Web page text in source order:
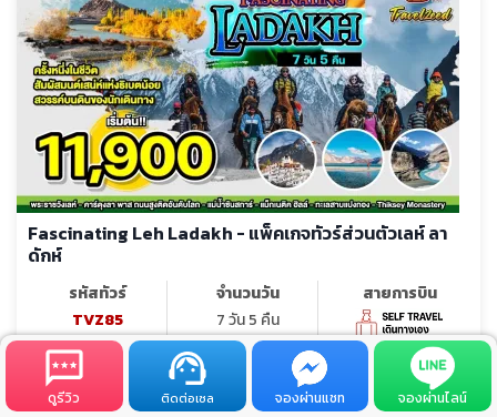
Fascinating Leh Ladakh - แพ็คเกจทัวร์ส่วนตัวเลห์ ลา
ดักห์
รหัสทัวร์
TVZ85
จำนวนวัน
7 วัน 5 คืน
สายการบิน
hotel_classโรงแรม 3 ดาว
ดูรีวิว ติดต่อเซล จองผ่านแชท จองผ่านไลน์